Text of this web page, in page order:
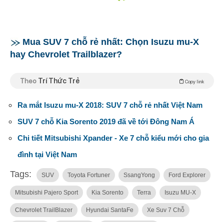
Mua SUV 7 chỗ rẻ nhất: Chọn Isuzu mu-X
hay Chevrolet Trailblazer?
Theo Trí Thức Trẻ Copy link
Ra mắt Isuzu mu-X 2018: SUV 7 chỗ rẻ nhất Việt Nam
SUV 7 chỗ Kia Sorento 2019 đã về tới Đông Nam Á
Chi tiết Mitsubishi Xpander - Xe 7 chỗ kiểu mới cho gia
đình tại Việt Nam
Tags: SUV Toyota Fortuner SsangYong Ford Explorer
Mitsubishi Pajero Sport Kia Sorento Terra Isuzu MU-X
Chevrolet TrailBlazer Hyundai SantaFe Xe Suv 7 Chỗ